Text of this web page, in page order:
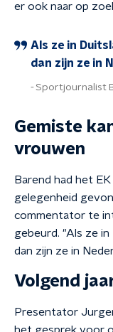
er ook naar op
Als ze in
dan zijn ze in
Sportjournalist
Gemiste
vrouwen
Barend had het
gelegenheid
commentator te
gebeurd. "Als ze
dan zijn ze in
Volgend
Presentator